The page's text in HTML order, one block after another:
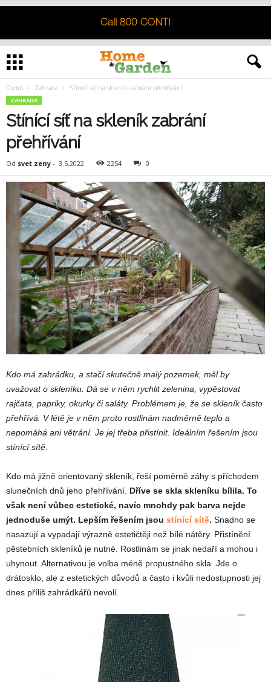
Domů Zahrada Stínící síť na skleník zabrání přehřívání
ZAHRADA
Stínící síť na skleník zabrání
přehřívání
Od svet zeny - 3.5.2022 2254 0
Kdo má zahrádku, a stačí skutečně malý pozemek, měl by
uvažovat o skleníku. Dá se v něm rychlit zelenina, vypěstovat
rajčata, papriky, okurky či saláty. Problémem je, že se skleník často
přehřívá. V létě je v něm proto rostlinám nadměrně teplo a
nepomáhá ani větrání. Je jej třeba přistínit. Ideálním řešením jsou
stínící sítě.
Kdo má jižně orientovaný skleník, řeší poměrně záhy s příchodem
slunečních dnů jeho přehřívání. Dříve se skla skleníku bílila. To
však není vůbec estetické, navíc mnohdy pak barva nejde
jednoduše umýt. Lepším řešením jsou stínící sítě. Snadno se
nasazují a vypadají výrazně estetičtěji než bílé nátěry. Přistínění
pěstebních skleníků je nutné. Rostlinám se jinak nedaří a mohou i
uhynout. Alternativou je volba méně propustného skla. Jde o
drátosklo, ale z estetických důvodů a často i kvůli nedostupnosti jej
dnes příliš zahrádkářů nevolí.